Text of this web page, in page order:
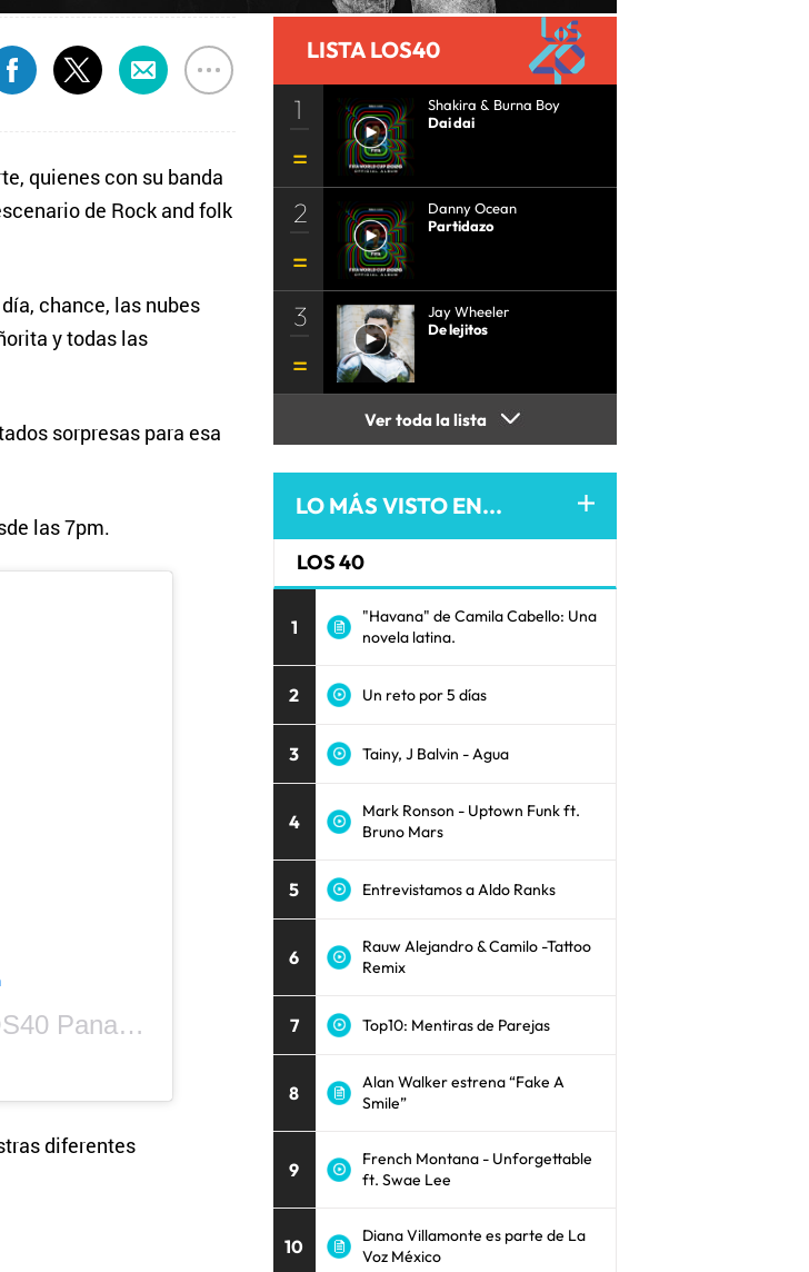
quienes con su banda
de Rock and folk
chance, las nubes
y todas las
sorpresas para esa
las 7pm.
Una publicación compartida por LOS40 Panamá (@los40panama)
diferentes
LISTA LOS40
1
Shakira & Burna Boy
Dai dai
2
Danny Ocean
Partidazo
3
Jay Wheeler
De lejitos
Ver toda la lista
LO MÁS VISTO EN...
LOS 40
1
"Havana" de Camila Cabello: Una
novela latina.
2 Un reto por 5 días
3 Tainy, J Balvin - Agua
4
Mark Ronson - Uptown Funk ft.
Bruno Mars
5 Entrevistamos a Aldo Ranks
6
Rauw Alejandro & Camilo -Tattoo
Remix
7 Top10: Mentiras de Parejas
8
Alan Walker estrena “Fake A
Smile”
9
French Montana - Unforgettable
ft. Swae Lee
10
Diana Villamonte es parte de La
Voz México